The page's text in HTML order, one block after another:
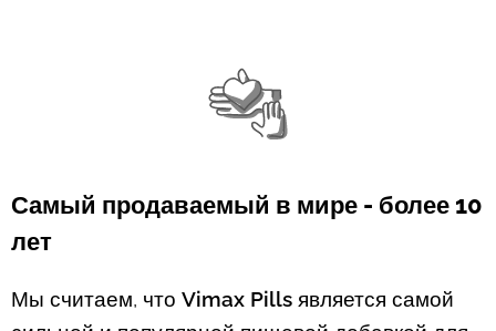
Самый продаваемый в мире - более 10
лет
Мы считаем, что Vimax Pills является самой